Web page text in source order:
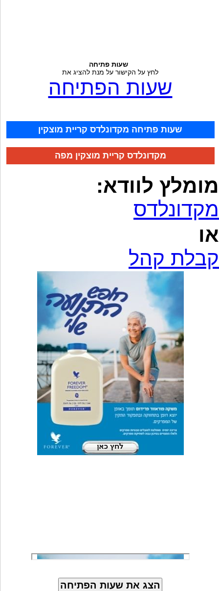
שעות פתיחה
לחץ על הקישור על מנת להציג את
שעות הפתיחה
שעות פתיחה מקדונלדס קריית מוצקין
מקדונלדס קריית מוצקין מפה
מומלץ לוודא:
מקדונלדס
או
קבלת קהל